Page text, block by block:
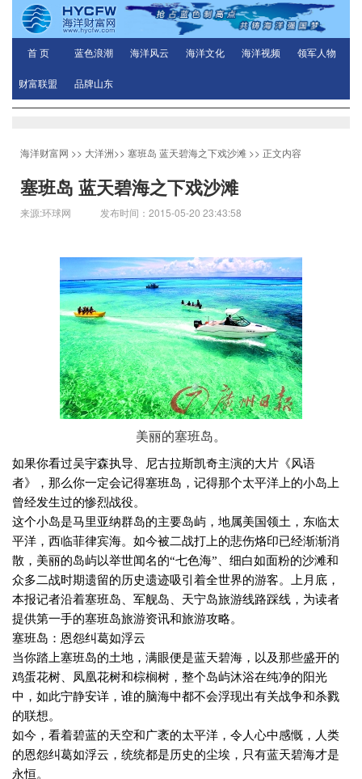
首 页 蓝色浪潮 海洋风云 海洋文化 海洋视频 领军人物
财富联盟 品牌山东
海洋财富网 >> 大洋洲>> 塞班岛 蓝天碧海之下戏沙滩 >> 正文内容
塞班岛 蓝天碧海之下戏沙滩
来源:环球网 发布时间：2015-05-20 23:43:58
美丽的塞班岛。
如果你看过吴宇森执导、尼古拉斯凯奇主演的大片《风语
者》，那么你一定会记得塞班岛，记得那个太平洋上的小岛上
曾经发生过的惨烈战役。
这个小岛是马里亚纳群岛的主要岛屿，地属美国领土，东临太
平洋，西临菲律宾海。如今被二战打上的悲伤烙印已经渐渐消
散，美丽的岛屿以举世闻名的“七色海”、细白如面粉的沙滩和
众多二战时期遗留的历史遗迹吸引着全世界的游客。上月底，
本报记者沿着塞班岛、军舰岛、天宁岛旅游线路踩线，为读者
提供第一手的塞班岛旅游资讯和旅游攻略。
塞班岛：恩怨纠葛如浮云
当你踏上塞班岛的土地，满眼便是蓝天碧海，以及那些盛开的
鸡蛋花树、凤凰花树和棕榈树，整个岛屿沐浴在纯净的阳光
中，如此宁静安详，谁的脑海中都不会浮现出有关战争和杀戮
的联想。
如今，看着碧蓝的天空和广袤的太平洋，令人心中感慨，人类
的恩怨纠葛如浮云，统统都是历史的尘埃，只有蓝天碧海才是
永恒。